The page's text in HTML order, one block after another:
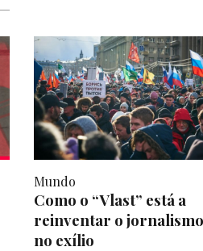
Mundo
Como o “Vlast” está a
reinventar o
no exílio